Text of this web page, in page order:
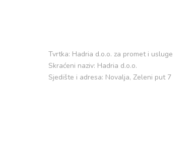
Tvrtka: Hadria d.o.o. za promet i usluge
Skraćeni naziv: Hadria d.o.o.
Sjedište i adresa: Novalja, Zeleni put 7